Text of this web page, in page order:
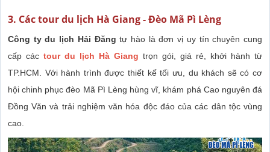
3. Các tour du lịch Hà Giang - Đèo Mã Pì Lèng
Công ty du lịch Hải Đăng tự hào là đơn vị uy tín chuyên cung
cấp các tour du lịch Hà Giang trọn gói, giá rẻ, khởi hành từ
TP.HCM. Với hành trình được thiết kế tối ưu, du khách sẽ có cơ
hội chinh phục đèo Mã Pì Lèng hùng vĩ, khám phá Cao nguyên đá
Đồng Văn và trải nghiệm văn hóa độc đáo của các dân tộc vùng
cao.